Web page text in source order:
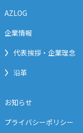
AZLOG
企業情報
代表挨拶・企業理念
沿革
お知らせ
プライバシーポリシー